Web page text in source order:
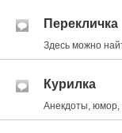
Перекличка
Здесь можно
Курилка
Анекдоты, юмор,